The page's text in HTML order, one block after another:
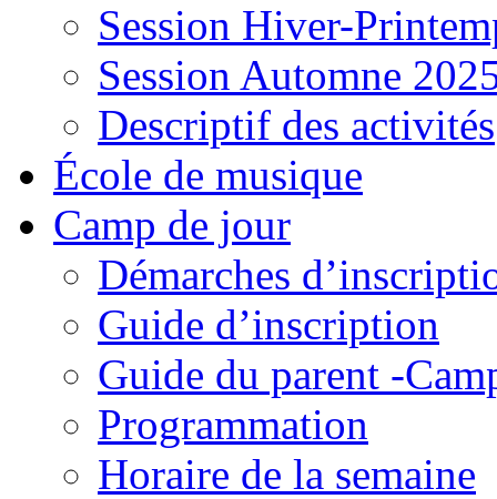
Session Hiver-
Session Automne
Descriptif des activités
École de musique
Camp de jour
Démarches
Guide d’inscription
Guide du parent -
Programmation
Horaire de la semaine